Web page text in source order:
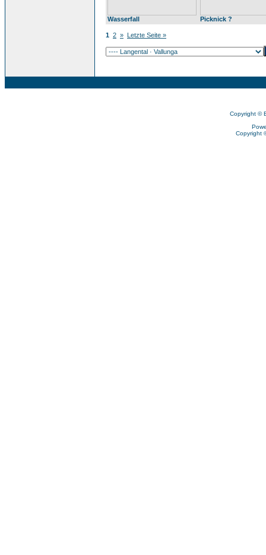
Wasserfall Picknick ?
1 2 » Letzte Seite »
Copyright ©
Copyright